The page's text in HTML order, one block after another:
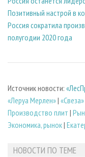
Позитивный настрой в
Россия сократила
полугодии 2020 года
Источник новости:
«Леруа Мерлен»| «Свеза»
Производство плит |
Экономика, рынок|
НОВОСТИ ПО ТЕМЕ